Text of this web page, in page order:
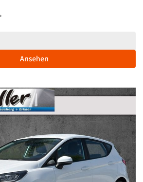
Ansehen